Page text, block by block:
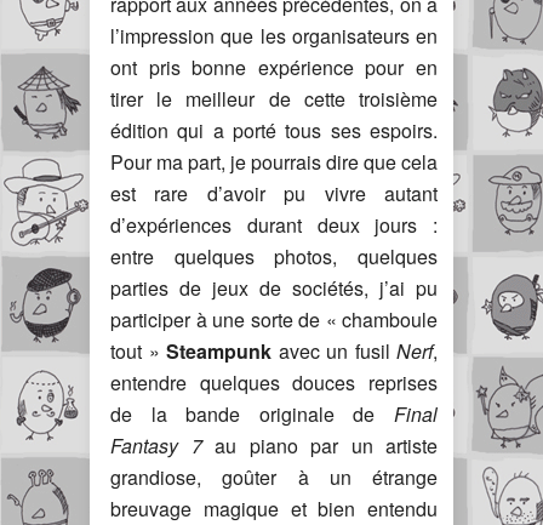
l’impression que les organisateurs en
ont pris bonne expérience pour en
tirer le meilleur de cette troisième
édition qui a porté tous ses espoirs.
Pour ma part, je pourrais dire que cela
est rare d’avoir pu vivre autant
d’expériences durant deux jours :
entre quelques photos, quelques
parties de jeux de sociétés, j’ai pu
participer à une sorte de « chamboule
tout » Steampunk avec un fusil Nerf,
entendre quelques douces reprises
de la bande originale de Final
Fantasy 7au piano par un artiste
grandiose, goûter à un étrange
breuvage magique et bien entendu